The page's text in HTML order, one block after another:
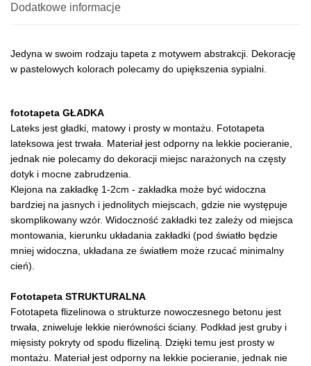
Dodatkowe informacje
Jedyna w swoim rodzaju tapeta z motywem abstrakcji. Dekorację
w pastelowych kolorach polecamy do upiększenia sypialni.
fototapeta GŁADKA
Lateks jest gładki, matowy i prosty w montażu. Fototapeta
lateksowa jest trwała. Materiał jest odporny na lekkie pocieranie,
jednak nie polecamy do dekoracji miejsc narażonych na częsty
dotyk i mocne zabrudzenia.
Klejona na zakładkę 1-2cm - zakładka może być widoczna
bardziej na jasnych i jednolitych miejscach, gdzie nie występuje
skomplikowany wzór. Widoczność zakładki tez zależy od miejsca
montowania, kierunku układania zakładki (pod światło będzie
mniej widoczna, układana ze światłem może rzucać minimalny
cień).
Fototapeta STRUKTURALNA
Fototapeta flizelinowa o strukturze nowoczesnego betonu jest
trwała, zniweluje lekkie nierówności ściany. Podkład jest gruby i
mięsisty pokryty od spodu flizeliną. Dzięki temu jest prosty w
montażu. Materiał jest odporny na lekkie pocieranie, jednak nie